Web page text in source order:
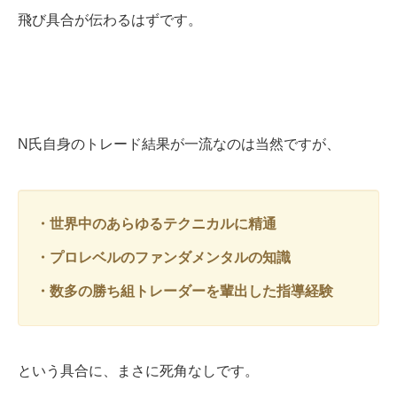
飛び具合が伝わるはずです。
N氏自身のトレード結果が一流なのは当然ですが、
・世界中のあらゆるテクニカルに精通
・プロレベルのファンダメンタルの知識
・数多の勝ち組トレーダーを輩出した指導経験
という具合に、まさに死角なしです。